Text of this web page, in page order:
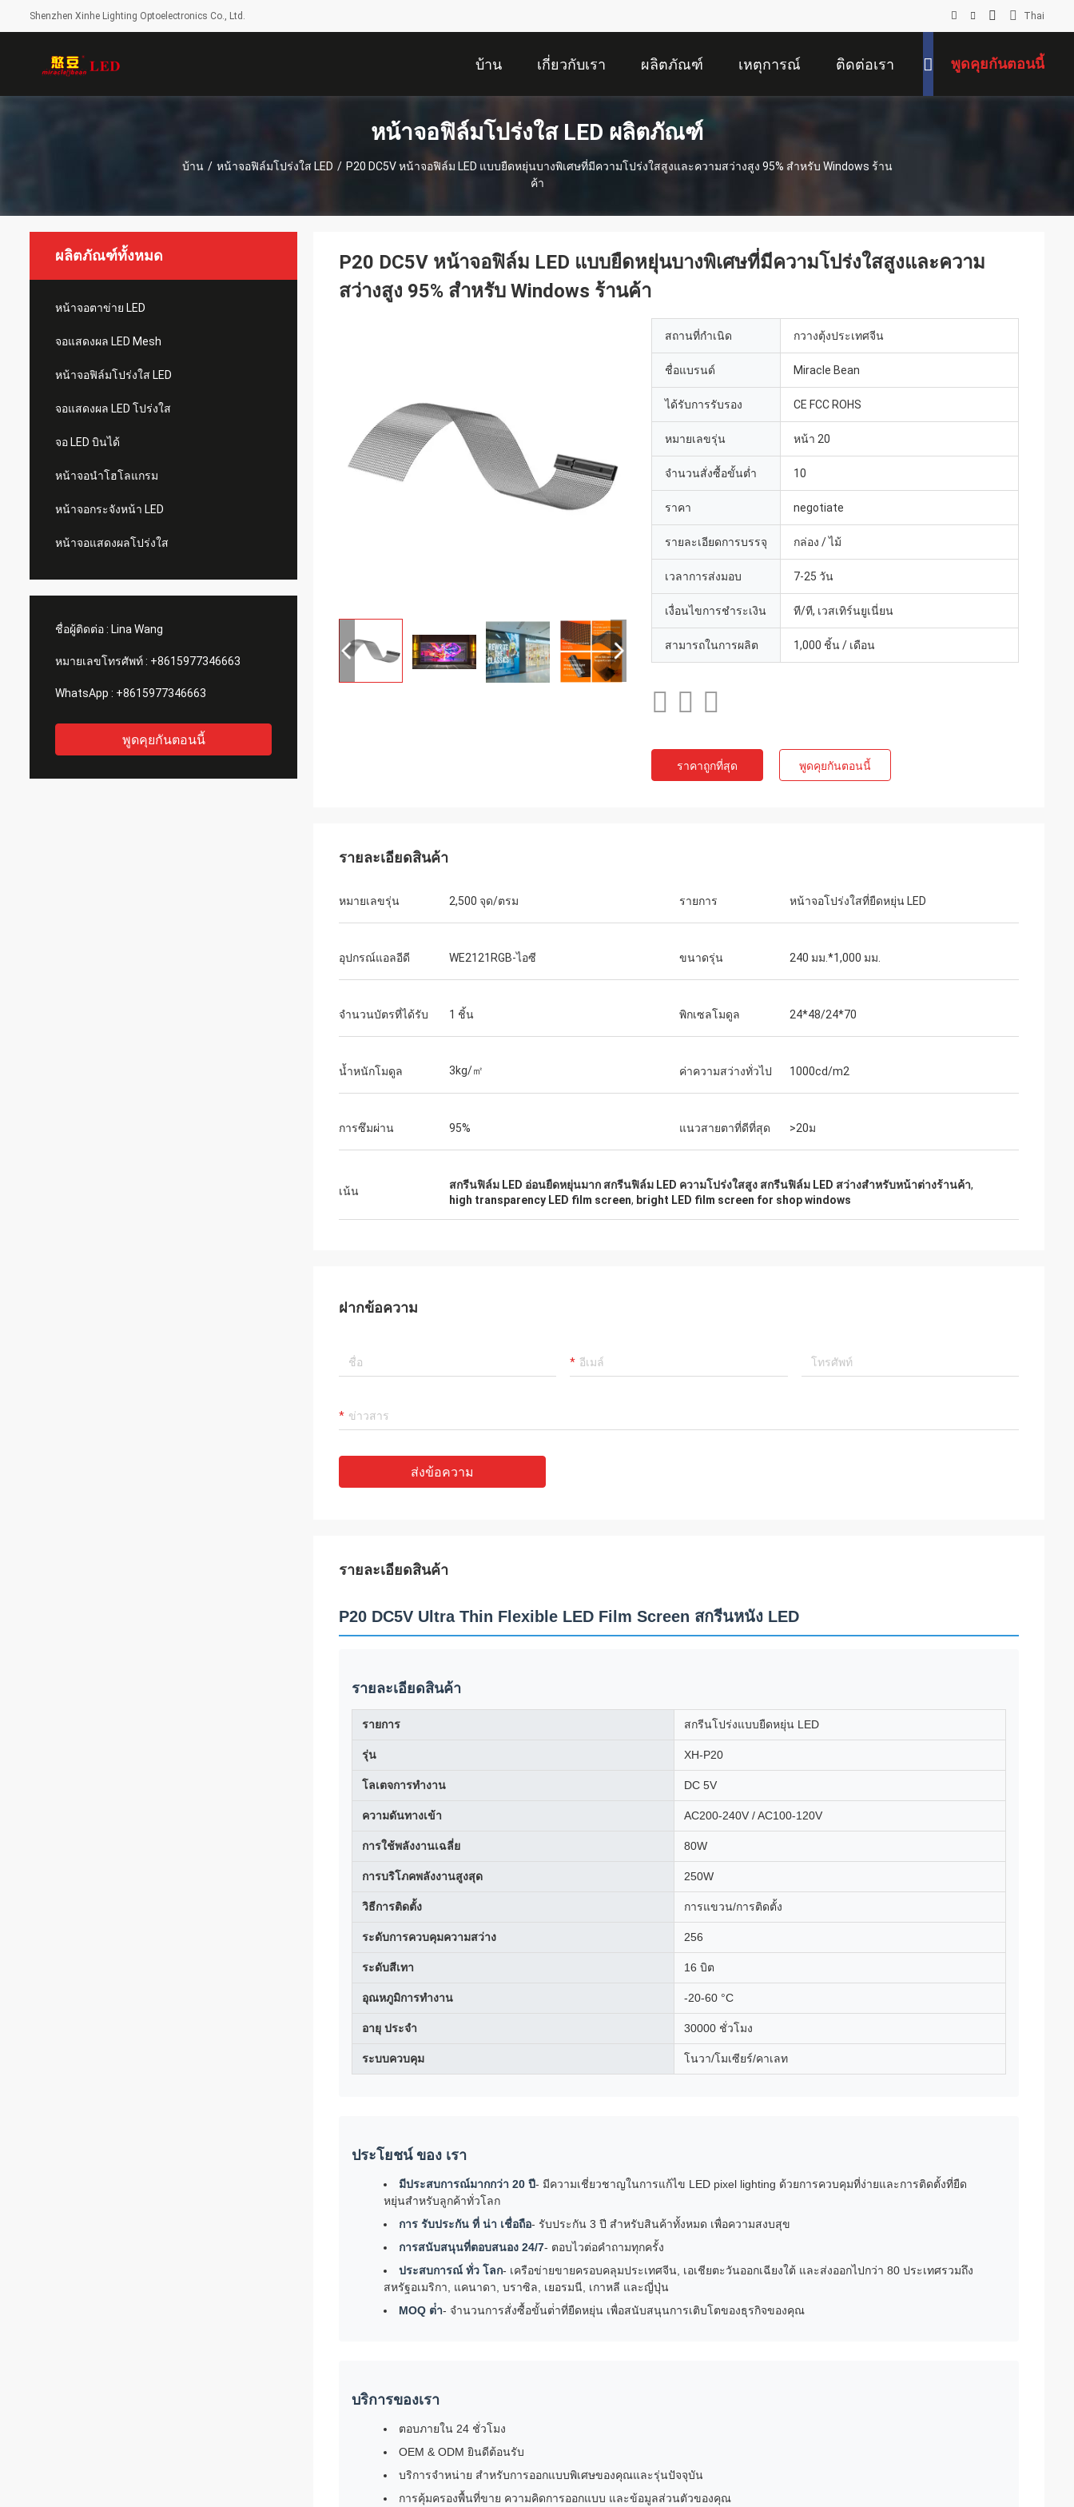
Shenzhen Xinhe Lighting Optoelectronics Co., Ltd. Thai
บ้าน เกี่ยวกับเรา ผลิตภัณฑ์ เหตุการณ์ ติดต่อเรา พูดคุยกันตอนนี้
หน้าจอฟิล์มโปร่งใส LED ผลิตภัณฑ์
บ้าน / หน้าจอฟิล์มโปร่งใส LED / P20 DC5V หน้าจอฟิล์ม LED แบบยืดหยุ่นบางพิเศษที่มีความโปร่งใสสูงและความสว่างสูง 95% สำหรับ Windows ร้าน
ค้า
ผลิตภัณฑ์ทั้งหมด
หน้าจอตาข่าย LED
จอแสดงผล LED Mesh
หน้าจอฟิล์มโปร่งใส LED
จอแสดงผล LED โปร่งใส
จอ LED บินได้
หน้าจอนำโฮโลแกรม
หน้าจอกระจังหน้า LED
หน้าจอแสดงผลโปร่งใส
ชื่อผู้ติดต่อ : Lina Wang
หมายเลขโทรศัพท์ : +8615977346663
WhatsApp : +8615977346663
พูดคุยกันตอนนี้
P20 DC5V หน้าจอฟิล์ม LED แบบยืดหยุ่นบางพิเศษที่มีความโปร่งใสสูงและความ
สว่างสูง 95% สำหรับ Windows ร้านค้า
สถานที่กำเนิด กวางตุ้งประเทศจีน
ชื่อแบรนด์ Miracle Bean
ได้รับการรับรอง CE FCC ROHS
หมายเลขรุ่น หน้า 20
จำนวนสั่งซื้อขั้นต่ำ 10
ราคา negotiate
รายละเอียดการบรรจุ กล่อง / ไม้
เวลาการส่งมอบ 7-25 วัน
เงื่อนไขการชำระเงิน ที/ที, เวสเทิร์นยูเนี่ยน
สามารถในการผลิต 1,000 ชิ้น / เดือน
ราคาถูกที่สุด พูดคุยกันตอนนี้
รายละเอียดสินค้า
หมายเลขรุ่น 2,500 จุด/ตรม รายการ หน้าจอโปร่งใสที่ยืดหยุ่น LED
อุปกรณ์แอลอีดี WE2121RGB-ไอซี ขนาดรุ่น 240 มม.*1,000 มม.
จำนวนบัตรที่ได้รับ 1 ชิ้น พิกเซลโมดูล 24*48/24*70
น้ำหนักโมดูล 3kg/㎡ ค่าความสว่างทั่วไป 1000cd/m2
การซึมผ่าน 95% แนวสายตาที่ดีที่สุด >20ม
เน้น สกรีนฟิล์ม LED อ่อนยืดหยุ่นมาก สกรีนฟิล์ม LED ความโปร่งใสสูง สกรีนฟิล์ม LED สว่างสําหรับหน้าต่างร้านค้า,
high transparency LED film screen, bright LED film screen for shop windows
ฝากข้อความ
ส่งข้อความ
รายละเอียดสินค้า
P20 DC5V Ultra Thin Flexible LED Film Screen สกรีนหนัง LED
รายละเอียดสินค้า
รายการ สกรีนโปร่งแบบยืดหยุ่น LED
รุ่น XH-P20
โลเตจการทํางาน DC 5V
ความดันทางเข้า AC200-240V / AC100-120V
การใช้พลังงานเฉลี่ย 80W
การบริโภคพลังงานสูงสุด 250W
วิธีการติดตั้ง การแขวน/การติดตั้ง
ระดับการควบคุมความสว่าง 256
ระดับสีเทา 16 บิต
อุณหภูมิการทํางาน -20-60 °C
อายุ ประจํา 30000 ชั่วโมง
ระบบควบคุม โนวา/โมเซียร์/คาเลท
ประโยชน์ ของ เรา
มีประสบการณ์มากกว่า 20 ปี- มีความเชี่ยวชาญในการแก้ไข LED pixel lighting ด้วยการควบคุมที่ง่ายและการติดตั้งที่ยืด
หยุ่นสําหรับลูกค้าทั่วโลก
การ รับประกัน ที่ น่า เชื่อถือ- รับประกัน 3 ปี สําหรับสินค้าทั้งหมด เพื่อความสงบสุข
การสนับสนุนที่ตอบสนอง 24/7- ตอบไวต่อคําถามทุกครั้ง
ประสบการณ์ ทั่ว โลก- เครือข่ายขายครอบคลุมประเทศจีน, เอเชียตะวันออกเฉียงใต้ และส่งออกไปกว่า 80 ประเทศรวมถึง
สหรัฐอเมริกา, แคนาดา, บราซิล, เยอรมนี, เกาหลี และญี่ปุ่น
MOQ ต่ํา- จํานวนการสั่งซื้อขั้นต่ําที่ยืดหยุ่น เพื่อสนับสนุนการเติบโตของธุรกิจของคุณ
บริการของเรา
ตอบภายใน 24 ชั่วโมง
OEM & ODM ยินดีต้อนรับ
บริการจําหน่าย สําหรับการออกแบบพิเศษของคุณและรุ่นปัจจุบัน
การคุ้มครองพื้นที่ขาย ความคิดการออกแบบ และข้อมูลส่วนตัวของคุณ